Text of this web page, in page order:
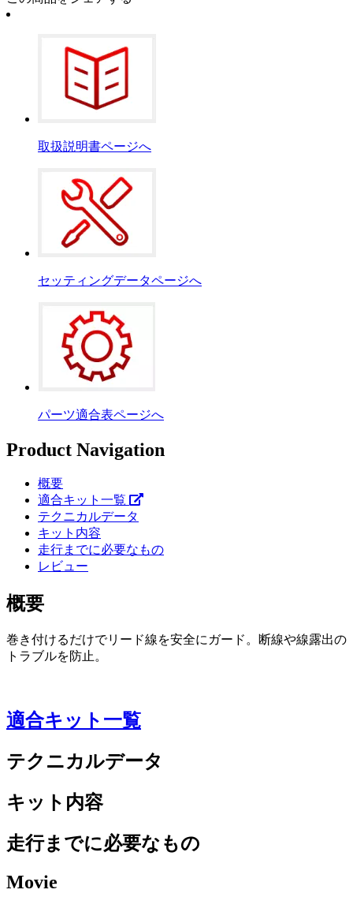
取扱説明書ページへ
セッティングデータページへ
パーツ適合表ページへ
Product Navigation
概要
適合キット一覧
テクニカルデータ
キット内容
走行までに必要なもの
レビュー
概要
巻き付けるだけでリード線を安全にガード。断線や線露出の
トラブルを防止。
適合キット一覧
テクニカルデータ
キット内容
走行までに必要なもの
Movie